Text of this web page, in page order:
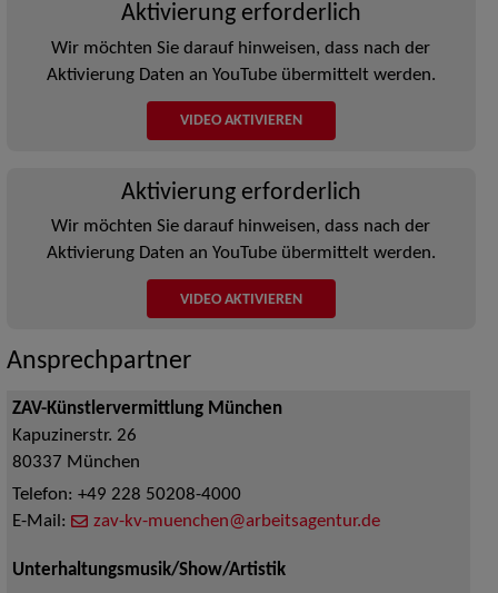
Aktivierung erforderlich
Wir möchten Sie darauf hinweisen, dass nach der
Aktivierung Daten an YouTube übermittelt werden.
VIDEO AKTIVIEREN
Aktivierung erforderlich
Wir möchten Sie darauf hinweisen, dass nach der
Aktivierung Daten an YouTube übermittelt werden.
VIDEO AKTIVIEREN
Ansprechpartner
ZAV-Künstlervermittlung München
Kapuzinerstr. 26
80337 München
Telefon: +49 228 50208-4000
E-Mail:
zav-kv-muenchen@arbeitsagentur.de
Unterhaltungsmusik/Show/Artistik